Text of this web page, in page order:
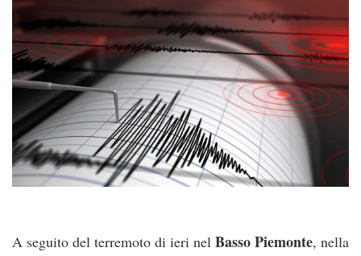
A seguito del terremoto di ieri nel Basso Piemonte, nella